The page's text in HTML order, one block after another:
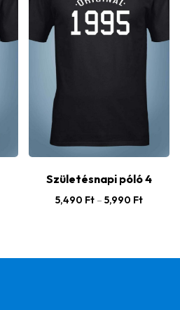
Születésnapi póló 4
5,490 Ft – 5,990 Ft